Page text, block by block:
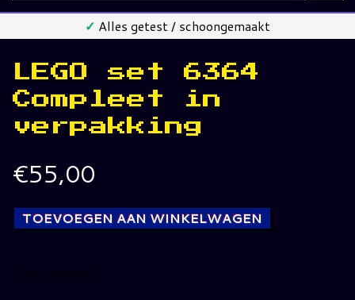
✓ Alles getest / schoongemaakt
LEGO set 6364
Compleet in
verpakking
€55,00
TOEVOEGEN AAN WINKELWAGEN
1 op voorraad